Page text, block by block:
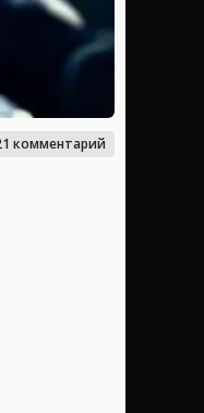
комментарий